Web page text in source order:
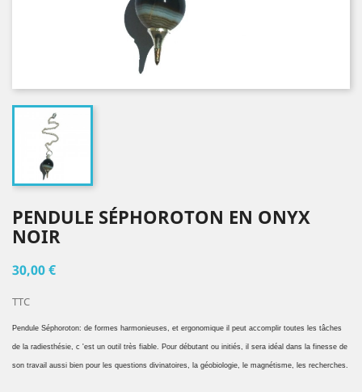
PENDULE SÉPHOROTON EN ONYX
NOIR
30,00 €
TTC
Pendule Séphoroton: de formes harmonieuses, et ergonomique il peut accomplir toutes les tâches
de la radiesthésie, c 'est un outil très fiable. Pour débutant ou initiés, il sera idéal dans la finesse de
son travail aussi bien pour les questions divinatoires, la géobiologie, le magnétisme, les recherches.